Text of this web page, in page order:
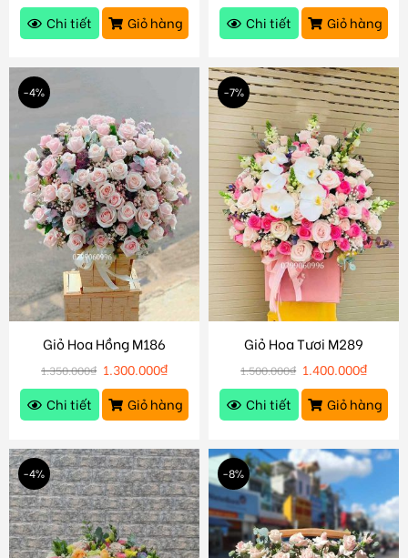
Chi tiết
Giỏ hàng
Chi tiết
Giỏ hàng
-4%
Giỏ Hoa Hồng M186
1.350.000₫ 1.300.000₫
Chi tiết
Giỏ hàng
-7%
Giỏ Hoa Tươi M289
1.500.000₫ 1.400.000₫
Chi tiết
Giỏ hàng
-4% -8%